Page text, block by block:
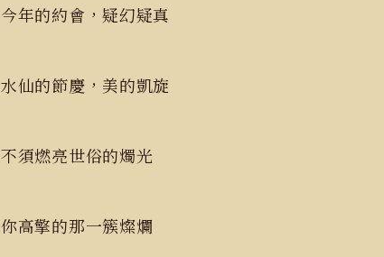
今年的約會，疑幻疑真
水仙的節慶，美的凱旋
不須燃亮世俗的燭光
你高擎的那一簇燦爛